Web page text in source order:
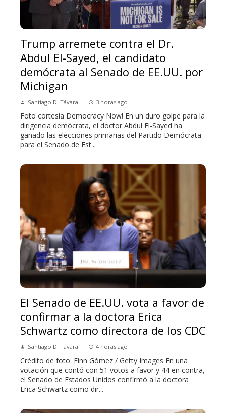
Trump arremete contra el Dr.
Abdul El-Sayed, el candidato
demócrata al Senado de EE.UU. por
Michigan
Santiago D. Távara 3 horas ago
Foto cortesía Democracy Now! En un duro golpe para la
dirigencia demócrata, el doctor Abdul El-Sayed ha
ganado las elecciones primarias del Partido Demócrata
para el Senado de Est...
El Senado de EE.UU. vota a favor de
confirmar a la doctora Erica
Schwartz como directora de los CDC
Santiago D. Távara 4 horas ago
Crédito de foto: Finn Gómez / Getty Images En una
votación que contó con 51 votos a favor y 44 en contra,
el Senado de Estados Unidos confirmó a la doctora
Erica Schwartz como dir...